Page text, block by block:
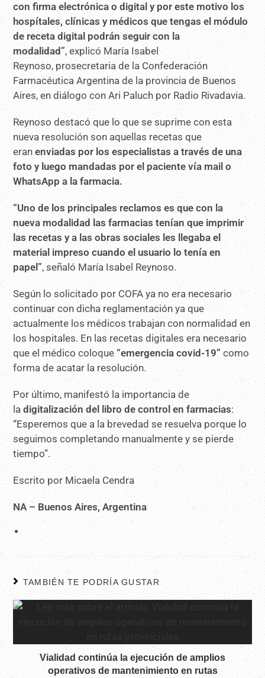
con firma electrónica o digital y por este motivo los
hospítales, clínicas y médicos que tengas el módulo
de receta digital podrán seguir con la
modalidad”, explicó María Isabel
Reynoso, prosecretaria de la Confederación
Farmacéutica Argentina de la provincia de Buenos
Aires, en diálogo con Ari Paluch por Radio Rivadavia.
Reynoso destacó que lo que se suprime con esta
nueva resolución son aquellas recetas que
eranenviadas por los especialistas a través de una
foto y luego mandadas por el paciente vía mail o
WhatsApp a la farmacia.
“Uno de los principales reclamos es que con la
nueva modalidad las farmacias tenían que imprimir
las recetas y a las obras sociales les llegaba el
material impreso cuando el usuario lo tenía en
papel”, señaló María Isabel Reynoso.
Según lo solicitado por COFA ya no era necesario
continuar con dicha reglamentación ya que
actualmente los médicos trabajan con normalidad en
los hospitales. En las recetas digitales era necesario
que el médico coloque “emergencia covid-19” como
forma de acatar la resolución.
Por último, manifestó la importancia de
ladigitalización del libro de control en farmacias:
“Esperemos que a la brevedad se resuelva porque lo
seguimos completando manualmente y se pierde
tiempo”.
Escrito por Micaela Cendra
NA – Buenos Aires, Argentina
TAMBIÉN TE PODRÍA GUSTAR
Vialidad continúa la ejecución de amplios
operativos de mantenimiento en rutas